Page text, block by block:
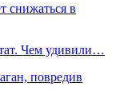
снижаться в
Чем удивили…
повредив